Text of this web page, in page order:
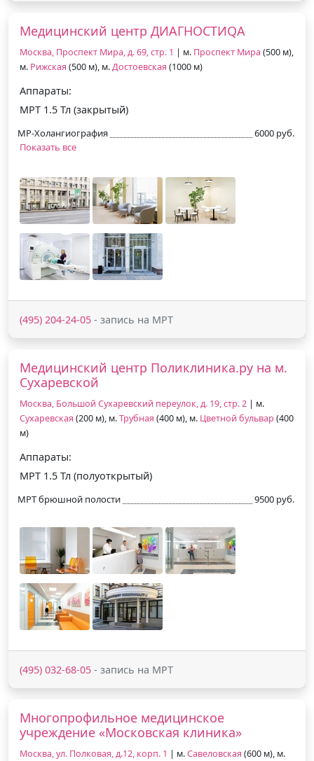
Медицинский центр ДИАГНОСТИQA
Москва, Проспект Мира, д. 69, стр. 1 | м. Проспект Мира (500 м),
м. Рижская (500 м), м.Достоевская (1000 м)
Аппараты:
МРТ 1.5 Тл (закрытый)
МР-Холангиография
6000 руб.
Показать все
(495) 204-24-05 - запись на МРТ
Медицинский центр Поликлиника.ру на м.
Сухаревской
Москва, Большой Сухаревский переулок, д. 19, стр. 2 | м.
Сухаревская (200 м), м.Трубная (400 м), м. Цветной бульвар (400
м)
Аппараты:
МРТ 1.5 Тл (полуоткрытый)
МРТ брюшной полости 9500 руб.
(495) 032-68-05 - запись на МРТ
Многопрофильное медицинское
учреждение «Московская клиника»
Москва, ул. Полковая, д.12, корп. 1 | м.Савеловская (600 м), м.